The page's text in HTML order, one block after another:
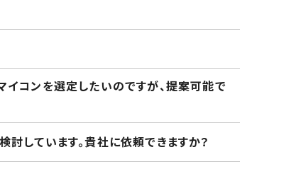
イコンを選定したいのですが、提案可能で
しています。貴社に依頼できますか？